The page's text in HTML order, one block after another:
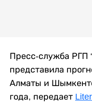
Пресс-служба РГП
представила
Алматы и
года, передает